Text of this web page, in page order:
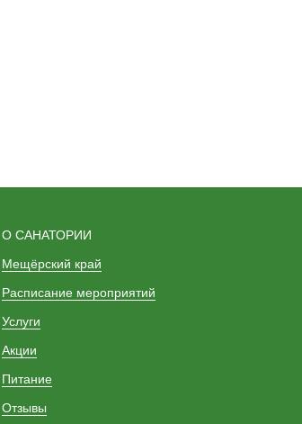
О САНАТОРИИ
Мещёрский край
Расписание мероприятий
Услуги
Акции
Питание
Отзывы